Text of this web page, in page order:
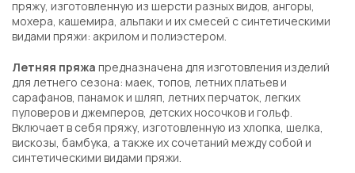
пряжу, изготовленную из шерсти разных видов, ангоры,
мохера, кашемира, альпаки и их смесей с синтетическими
видами пряжи: акрилом и полиэстером.
Летняя пряжа предназначена для изготовления изделий
для летнего сезона: маек, топов, летних платьев и
сарафанов, панамок и шляп, летних перчаток, легких
пуловеров и джемперов, детских носочков и гольф.
Включает в себя пряжу, изготовленную из хлопка, шелка,
вискозы, бамбука, а также их сочетаний между собой и
синтетическими видами пряжи.